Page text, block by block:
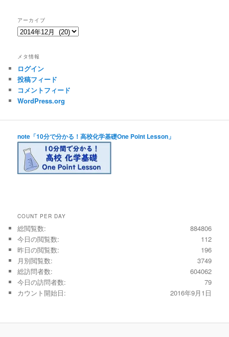
アーカイブ
ア
イ
ブ
メタ情報
ログイン
投稿フィード
コメントフィード
WordPress.org
note「10分で分かる！高校化学基礎One Point Lesson」
COUNT PER DAY
884806
総閲覧数:
112
今日の閲覧数:
196
昨日の閲覧数:
3749
月別閲覧数:
604062
総訪問者数:
79
今日の訪問者数:
2016年9月1日
カウント開始日: